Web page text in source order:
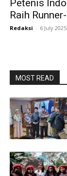
Petenis
Raih
Redaksi - 6 July 2025
MOST READ